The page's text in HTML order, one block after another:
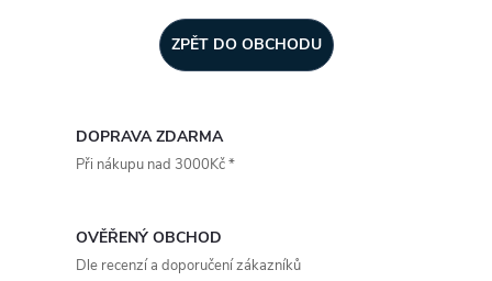
ZPĚT DO OBCHODU
DOPRAVA ZDARMA
Při nákupu nad 3000Kč *
OVĚŘENÝ OBCHOD
Dle recenzí a doporučení zákazníků